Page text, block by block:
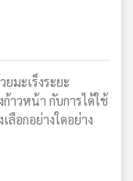
มะเร็งระยะ
าวหน้า กับการได้ใช้
ลือกอย่างใดอย่าง